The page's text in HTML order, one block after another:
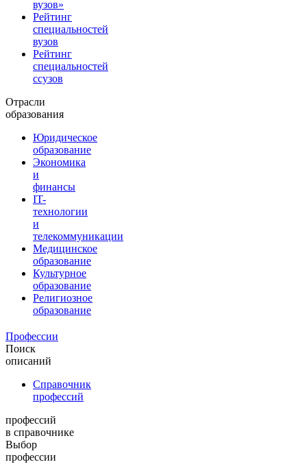
вузов»
Рейтинг
специальностей
вузов
Рейтинг
специальностей
ссузов
Отрасли
образования
Юридическое
образование
Экономика
и
финансы
IT-
технологии
и
телекоммуникации
Медицинское
образование
Культурное
образование
Религиозное
образование
Профессии
Поиск
описаний
Справочник
профессий
профессий
в справочнике
Выбор
профессии